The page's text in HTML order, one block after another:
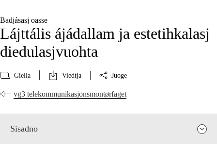
Badjásasj oasse
Lájttális ájádallam ja estetihkalasj
diedulasjvuohta
Giella Viedtja Juoge
vg3 telekommunikasjonsmontørfaget
Sisadno